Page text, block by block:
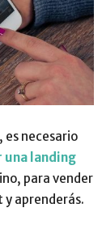
es necesario
una landing
para vender
y aprenderás.